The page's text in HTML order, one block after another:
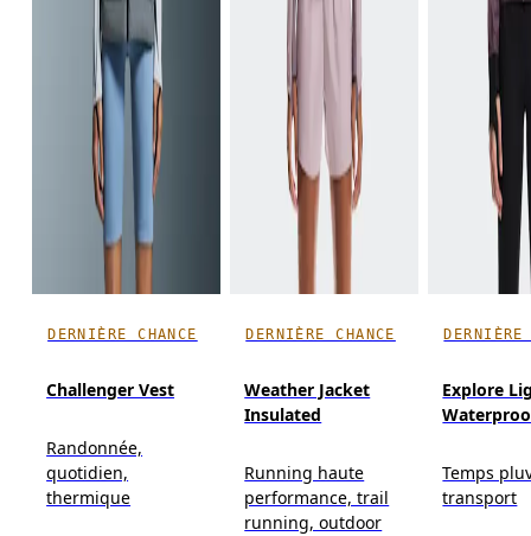
DERNIÈRE CHANCE
Challenger Vest
Randonnée,
quotidien,
thermique
DERNIÈRE CHANCE
Weather Jacket
Insulated
Running haute
performance, trail
running, outdoor
DERNIÈRE
Explore
Temps
transport